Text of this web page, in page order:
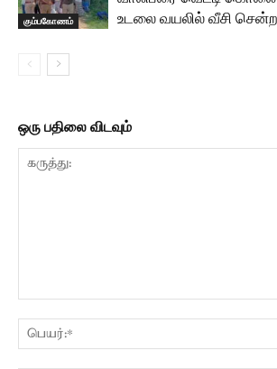
கும்பகோணம்
உடலை வயலில் வீசி
ஒரு பதிலை விடவும்